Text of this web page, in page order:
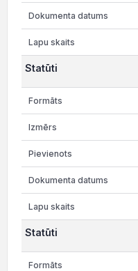
Statūti
Statūti